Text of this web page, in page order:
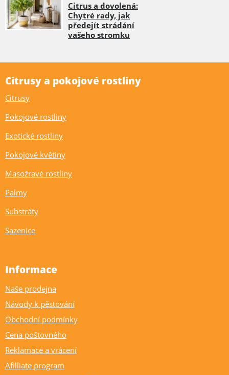
Citrus a dovolená:
Chytré rady, jak
předejít strádání
vašeho stromku
Citrusy a pokojové rostliny
Citrusy
Pokojové rostliny
Exotické rostliny
Pokojové květiny
Masožravé rostliny
Palmy
Substráty
Sazenice
Informace
Naše prodejna
Návody k pěstování
Obchodní podmínky
Cena poštovného
Reklamace a vrácení
Afilliate program